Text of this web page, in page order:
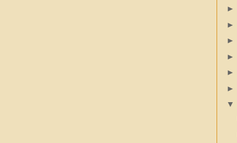
►
►
►
►
►
►
▼